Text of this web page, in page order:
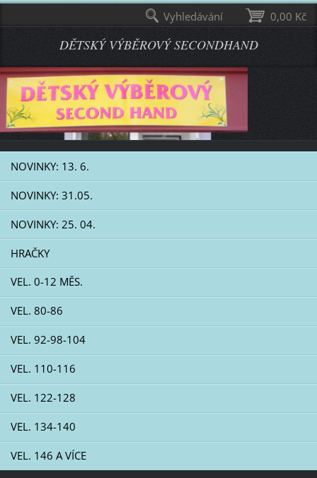
DĚTSKÝ VÝBĚROVÝ SECONDHAND
NOVINKY: 13. 6.
NOVINKY: 31.05.
NOVINKY: 25. 04.
HRAČKY
VEL. 0-12 MĚS.
VEL. 80-86
VEL. 92-98-104
VEL. 110-116
VEL. 122-128
VEL. 134-140
VEL. 146 A VÍCE
0,00 Kč
Vyhledávání